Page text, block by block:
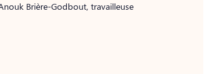
Brière-Godbout, travailleuse